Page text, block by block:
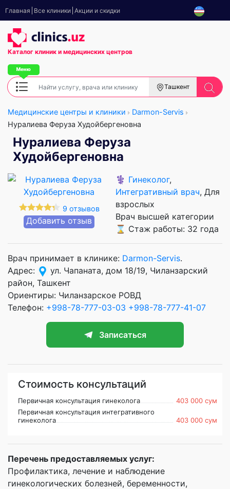
Главная Все клиники Акции и скидки
Каталог клиник и медицинских центров
Ташкент
Медицинские центры и клиники
Darmon-Servis
Нуралиева Феруза Худойбергеновна
Нуралиева Феруза
Худойбергеновна
9 отзывов
Добавить отзыв
⚕️ Гинеколог,
Интегративный врач, Для
взрослых
Врач высшей категории
⌛ Стаж работы: 32 года
Врач принимает в клинике: Darmon-Servis.
Адрес:
ул. Чапаната, дом 18/19, Чиланзарский
район, Ташкент
Ориентиры: Чиланзарское РОВД
Телефон: +998-78-777-03-03 +998-78-777-41-07
Записаться
Стоимость консультаций
Первичная консультация гинеколога
403 000 сум
Первичная консультация интегративного
гинеколога
403 000 сум
Перечень предоставляемых услуг:
Профилактика, лечение и наблюдение
гинекологических болезней, беременности,